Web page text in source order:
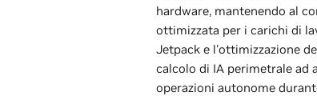
hardware, mantenendo al
ottimizzata per i carichi di
Jetpack e l'ottimizzazione
calcolo di IA perimetrale ad
operazioni autonome